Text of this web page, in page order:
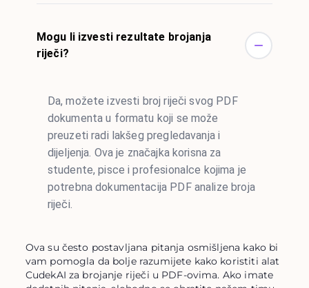
Mogu li izvesti rezultate brojanja
riječi?
Da, možete izvesti broj riječi svog PDF
dokumenta u formatu koji se može
preuzeti radi lakšeg pregledavanja i
dijeljenja. Ova je značajka korisna za
studente, pisce i profesionalce kojima je
potrebna dokumentacija PDF analize broja
riječi.
Ova su često postavljana pitanja osmišljena kako bi
vam pomogla da bolje razumijete kako koristiti alat
CudekAI za brojanje riječi u PDF-ovima. Ako imate